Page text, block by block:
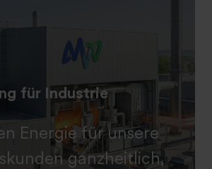
für Industrie
Energie für unsere
ganzheitlich,